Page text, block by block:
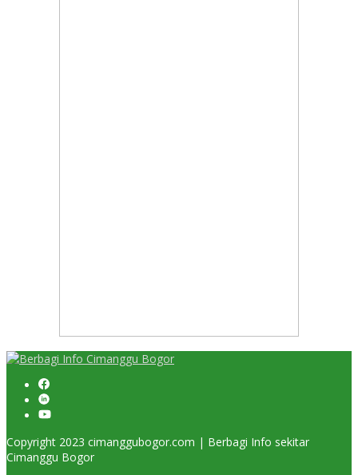
Copyright 2023 cimanggubogor.com | Berbagi Info sekitar
Cimanggu Bogor